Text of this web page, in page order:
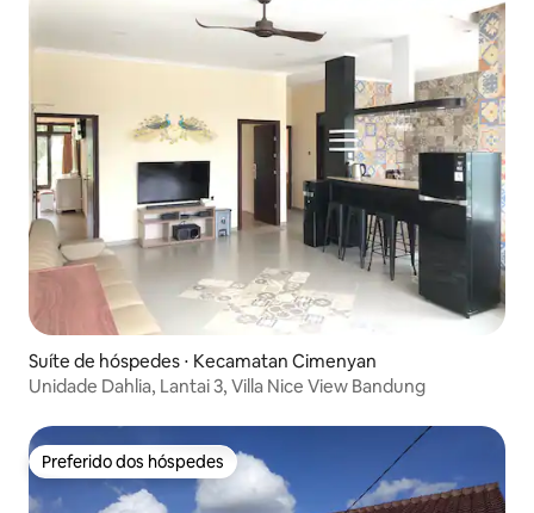
Suíte de hóspedes ⋅ Kecamatan Cimenyan
Unidade Dahlia, Lantai 3, Villa Nice View Bandung
Preferido dos hóspedes
Preferido dos hóspedes